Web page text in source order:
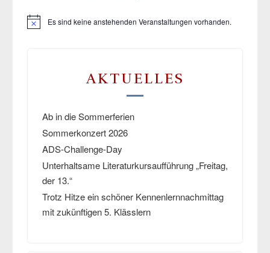
HinweisEs sind keine anstehenden Veranstaltungen vorhanden.
AKTUELLES
Ab in die Sommerferien
Sommerkonzert 2026
ADS-Challenge-Day
Unterhaltsame Literaturkursaufführung „Freitag,
der 13.“
Trotz Hitze ein schöner Kennenlernnachmittag
mit zukünftigen 5. Klässlern